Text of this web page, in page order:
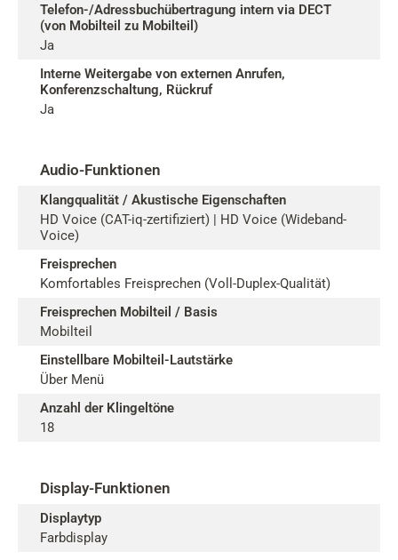
Telefon-/Adressbuchübertragung intern via DECT
(von Mobilteil zu Mobilteil)
Ja
Interne Weitergabe von externen Anrufen,
Konferenzschaltung, Rückruf
Ja
Audio-Funktionen
Klangqualität / Akustische Eigenschaften
HD Voice (CAT-iq-zertifiziert) | HD Voice (Wideband-
Voice)
Freisprechen
Komfortables Freisprechen (Voll-Duplex-Qualität)
Freisprechen Mobilteil / Basis
Mobilteil
Einstellbare Mobilteil-Lautstärke
Über Menü
Anzahl der Klingeltöne
18
Display-Funktionen
Displaytyp
Farbdisplay